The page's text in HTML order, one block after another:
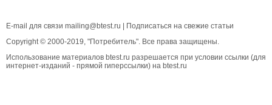
E-mail для связи mailing@btest.ru
Подписаться на свежие статьи
Copyright © 2000-2019, "Потребитель". Все права защищены.
Использование материалов btest.ru разрешается при условии ссылки (для
интернет-изданий - прямой гиперссылки) на btest.ru